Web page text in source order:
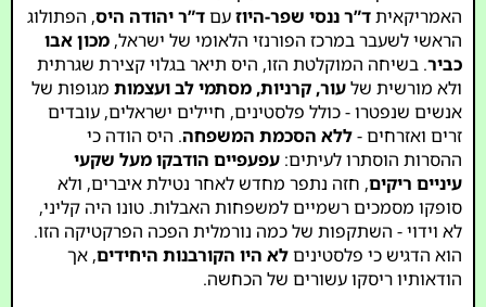
האמריקאיתד”ר ננסי שפר-היוזעםד”ר יהודה היס, הפתולוג
הראשי לשעבר במרכז הפורנזי הלאומי של ישראל,מכון אבו
כביר. בשיחה המוקלטת הזו, היס תיאר בגלוי קצירת שגרתית
ולא מורשית שלעור, קרניות, מסתמי לב ועצמות מגופות של
אנשים שנפטרו - כולל פלסטינים, חיילים ישראלים, עובדים
זרים ואזרחים -ללא הסכמת המשפחה. היס הודה כי
ההסרות הוסתרו לעיתים:עפעפיים הודבקו מעל שקעי
עיניים ריקים, חזה נתפר מחדש לאחר נטילת איברים, ולא
סופקו מסמכים רשמיים למשפחות האבלות. טונו היה קליני,
לא וידוי - השתקפות של כמה נורמלית הפכה הפרקטיקה הזו.
הוא הדגיש כי פלסטיניםלא היו הקורבנות היחידים, אך
הודאותיו ריסקו עשורים של הכחשה.